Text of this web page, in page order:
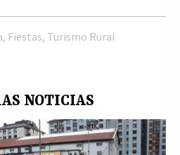
, Fiestas, Turismo Rural
NOTICIAS